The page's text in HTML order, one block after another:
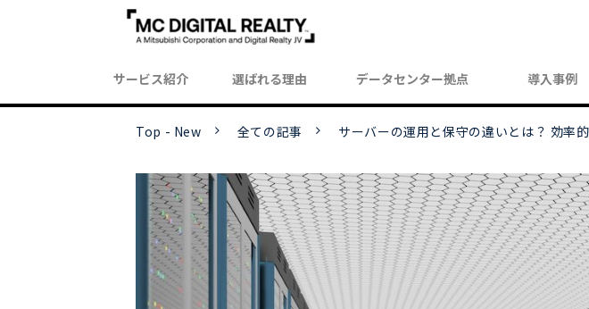
サービス紹介 選ばれる理由 データセンター拠点 導入事例
Top - New 全ての記事 サーバーの運用と保守の違いとは？ 効率